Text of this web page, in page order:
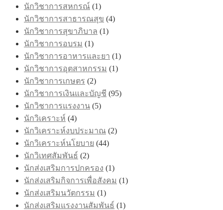
นักวิชาการสหกรณ์ (1)
นักวิชาการสาธารณสุข (4)
นักวิชาการสุขาภิบาล (1)
นักวิชาการอบรม (1)
นักวิชาการอาหารและยา (1)
นักวิชาการอุตสาหกรรม (1)
นักวิชาการเกษตร (2)
นักวิชาการเงินและบัญชี (95)
นักวิชาการแรงงาน (5)
นักวิเคราะห์ (4)
นักวิเคราะห์งบประมาณ (2)
นักวิเคราะห์นโยบาย (44)
นักวิเทศสัมพันธ์ (2)
นักส่งเสริมการปกครอง (1)
นักส่งเสริมกิจการเพื่อสังคม (1)
นักส่งเสริมนวัตกรรม (1)
นักส่งเสริมแรงงานสัมพันธ์ (1)